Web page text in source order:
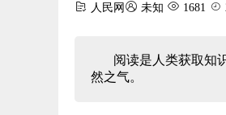
人民网 未知 1681
阅读是人类获取知
然之气。